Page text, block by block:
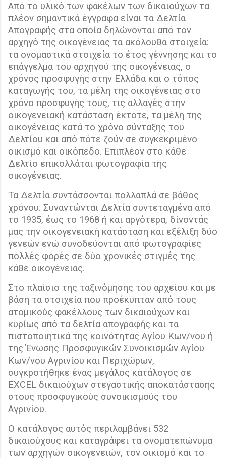
Από το υλικό των φακέλων των δικαιούχων τα
πλέον σημαντικά έγγραφα είναι τα Δελτία
Απογραφής στα οποία δηλώνονται από τον
αρχηγό της οικογένειας τα ακόλουθα στοιχεία:
τα ονομαστικά στοιχεία το έτος γέννησης και το
επάγγελμα του αρχηγού της οικογένειας, ο
χρόνος προσφυγής στην Ελλάδα και ο τόπος
καταγωγής του, τα μέλη της οικογένειας στο
χρόνο προσφυγής τους, τις αλλαγές στην
οικογενειακή κατάσταση έκτοτε, τα μέλη της
οικογένειας κατά το χρόνο σύνταξης του
Δελτίου και από πότε ζούν σε συγκεκριμένο
οικισμό και οικόπεδο. Επιπλέον στο κάθε
Δελτίο επικολλάται φωτογραφία της
οικογένειας.
Τα Δελτία συντάσσονται πολλαπλά σε βάθος
χρόνου. Συναντώνται Δελτία συντεταγμένα από
το 1935, έως το 1968 ή και αργότερα, δίνοντάς
μας την οικογενειακή κατάσταση και εξέλιξη δύο
γενεών ενώ συνοδεύονται από φωτογραφίες
πολλές φορές σε δύο χρονικές στιγμές της
κάθε οικογένειας.
Στο πλαίσιο της ταξινόμησης του αρχείου και με
βάση τα στοιχεία που προέκυπταν από τους
ατομικούς φακέλλους των δικαιούχων και
κυρίως από τα δελτία απογραφής και τα
πιστοποιητικά της κοινότητας Αγίου Κων/νου ή
της Ένωσης Προσφυγικών Συνοικισμών Αγίου
Κων/νου Αγρινίου και Περιχώρων,
συγκροτήθηκε ένας μεγάλος κατάλογος σε
EXCEL δικαιούχων στεγαστικής αποκατάστασης
στους προσφυγικούς συνοικισμούς του
Αγρινίου.
Ο κατάλογος αυτός περιλαμβάνει 532
δικαιούχους και καταγράφει τα ονοματεπώνυμα
των αρχηγών οικογενειών, τον οικισμό και το